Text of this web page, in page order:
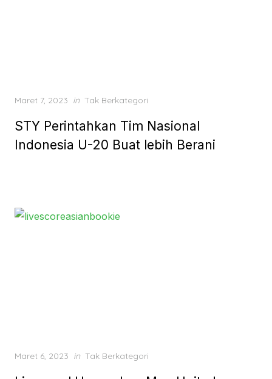
Posted
Maret 7, 2023 in Tak Berkategori
STY Perintahkan Tim Nasional
Indonesia U-20 Buat lebih Berani
Posted
Maret 6, 2023 in Tak Berkategori